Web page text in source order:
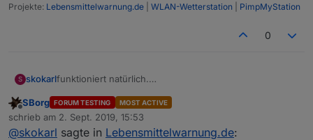
Projekte: Lebensmittelwarnung.de WLAN-Wetterstation PimpMyStation
0
S skokarlfunktioniert natürlich.
In der Qualität in der Du das hier ablieferst, wird es Zeit
für Deinen
ersten Adapter. Brauchst Du Ideen ? Soll ich ne
Für die 0.0.7 könntest Du noch nen leichten Filter auf
Offline
SBorg FORUM TESTING MOST ACTIVE
schrieb am 2. Sept. 2019, 15:53
zuletzt editiert von
@skokarl sagte in Lebensmittelwarnung.de: